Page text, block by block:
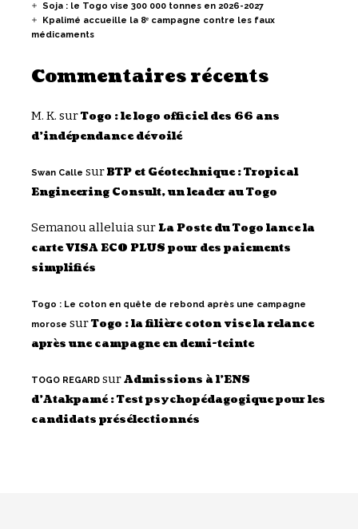
Soja : le Togo vise 300 000 tonnes en 2026-2027
Kpalimé accueille la 8ᵉ campagne contre les faux
médicaments
Commentaires récents
M. K. surTogo : le logo officiel des 66 ans
d’indépendance dévoilé
Swan Calle surBTP et Géotechnique : Tropical
Engineering Consult, un leader au Togo
Semanou alleluiasurLa Poste du Togo lance la
carte VISA ECO PLUS pour des paiements
simplifiés
Togo : Le coton en quête de rebond après une campagne
morose surTogo : la filière coton vise la relance
après une campagne en demi-teinte
TOGO REGARD surAdmissions à l’ENS
d’Atakpamé : Test psychopédagogique pour les
candidats présélectionnés